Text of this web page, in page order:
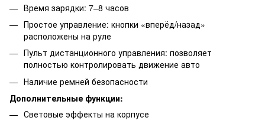
Время зарядки: 7–8 часов
Простое управление: кнопки «вперёд/назад»
расположены на руле
Пульт дистанционного управления: позволяет
полностью контролировать движение авто
Наличие ремней безопасности
Дополнительные функции:
Световые эффекты на корпусе